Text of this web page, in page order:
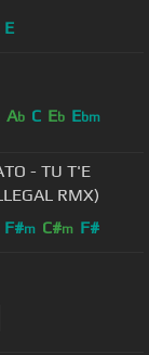
E
Ab C Eb Ebm
- TU T'E
RMX)
F#m C#m F#